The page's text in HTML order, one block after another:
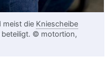
meist die Kniescheibe
beteiligt. © motortion,